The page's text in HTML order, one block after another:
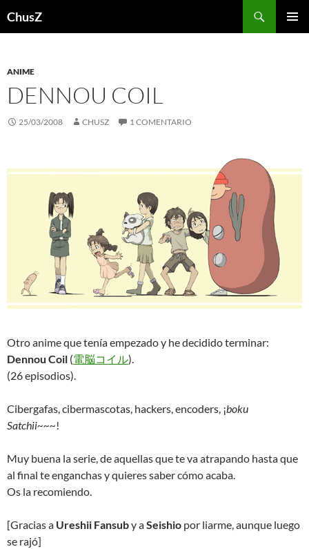
ChusZ
ANIME
DENNOU COIL
25/03/2008 CHUSZ 1 COMENTARIO
Otro anime que tenía empezado y he decidido terminar:
Dennou Coil (電脳コイル).
(26 episodios).
Cibergafas, cibermascotas, hackers, encoders, ¡boku
Satchii~~~!
Muy buena la serie, de aquellas que te va atrapando hasta que
al final te enganchas y quieres saber cómo acaba.
Os la recomiendo.
[Gracias a Ureshii Fansuby aSeishio por liarme, aunque luego
se rajó]